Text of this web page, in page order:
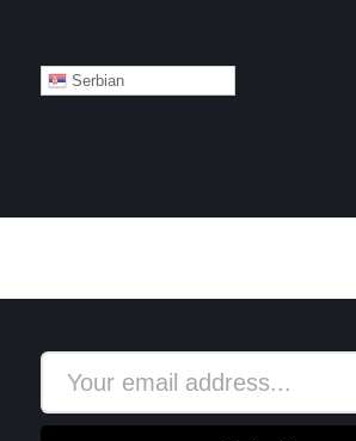
Serbian